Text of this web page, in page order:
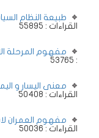
طبيعة النظام
القراءات : 55895
مفهوم المرحلة
: 53765
معنى اليسار و
القراءات : 50408
مفهوم العمران
القراءات : 50036